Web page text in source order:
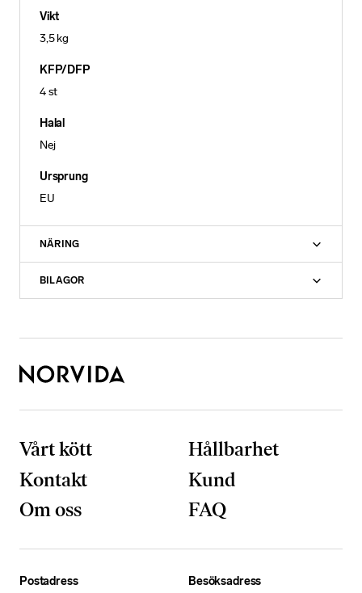
Vikt
3,5 kg
KFP/DFP
4 st
Halal
Nej
Ursprung
EU
NÄRING
BILAGOR
Vårt kött
Hållbarhet
Kontakt
Kund
Om oss
FAQ
Postadress Besöksadress
d